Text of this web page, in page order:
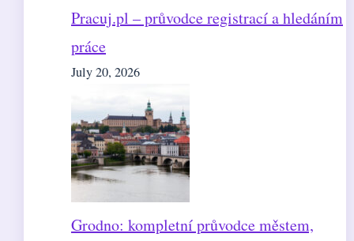
Pracuj.pl – průvodce registrací a hledáním
práce
July 20, 2026
Grodno: kompletní průvodce městem,